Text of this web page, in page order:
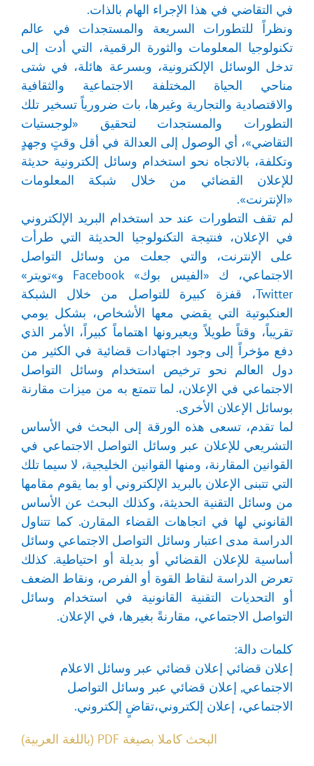
في التقاضي في هذا الإجراء الهام بالذات.
ونظراً للتطورات السريعة والمستجدات في عالم
تكنولوجيا المعلومات والثورة الرقمية، التي أدت إلى
تدخل الوسائل الإلكترونية، وبسرعة هائلة، في شتى
مناحي الحياة المختلفة الاجتماعية والثقافية
والاقتصادية والتجارية وغيرها، بات ضرورياً تسخير تلك
التطورات والمستجدات لتحقيق «لوجستيات
التقاضي»، أي الوصول إلى العدالة في أقل وقتٍ وجهدٍ
وتكلفة، بالاتجاه نحو استخدام وسائل إلكترونية حديثة
للإعلان القضائي من خلال شبكة المعلومات
«الإنترنت».
لم تقف التطورات عند حد استخدام البريد الإلكتروني
في الإعلان، فنتيجة التكنولوجيا الحديثة التي طرأت
على الإنترنت، والتي جعلت من وسائل التواصل
الاجتماعي، ك «الفيس بوك» Facebook و»تويتر»
Twitter، قفزة كبيرة للتواصل من خلال الشبكة
العنكبوتية التي يقضي معها الأشخاص، بشكل يومي
تقريباً، وقتاً طويلاً ويعيرونها اهتماماً كبيراً، الأمر الذي
دفع مؤخراً إلى وجود اجتهادات قضائية في الكثير من
دول العالم نحو ترخيص استخدام وسائل التواصل
الاجتماعي في الإعلان، لما تتمتع به من ميزات مقارنة
بوسائل الإعلان الأخرى.
لما تقدم، تسعى هذه الورقة إلى البحث في الأساس
التشريعي للإعلان عبر وسائل التواصل الاجتماعي في
القوانين المقارنة، ومنها القوانين الخليجية، لا سيما تلك
التي تتبنى الإعلان بالبريد الإلكتروني أو بما يقوم مقامها
من وسائل التقنية الحديثة، وكذلك البحث عن الأساس
القانوني لها في اتجاهات القضاء المقارن. كما تتناول
الدراسة مدى اعتبار وسائل التواصل الاجتماعي وسائل
أساسية للإعلان القضائي أو بديلة أو احتياطية. كذلك
تعرض الدراسة لنقاط القوة أو الفرص، ونقاط الضعف
أو التحديات التقنية القانونية في استخدام وسائل
التواصل الاجتماعي، مقارنةً بغيرها، في الإعلان.
كلمات دالة:
إعلان قضائي إعلان قضائي عبر وسائل الاعلام
الاجتماعي, إعلان قضائي عبر وسائل التواصل
الاجتماعي، إعلان إلكتروني،تقاضٍ إلكتروني.
البحث كاملا بصيغة PDF (باللغة العربية)